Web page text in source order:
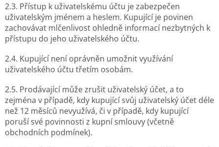
2.3. Přístup k uživatelskému účtu je zabezpečen
uživatelským jménem a heslem. Kupující je povinen
zachovávat mlčenlivost ohledně informací nezbytných k
přístupu do jeho uživatelského účtu.
2.4. Kupující není oprávněn umožnit využívání
uživatelského účtu třetím osobám.
2.5. Prodávající může zrušit uživatelský účet, a to
zejména v případě, kdy kupující svůj uživatelský účet déle
než 12 měsíců nevyužívá, či v případě, kdy kupující
poruší své povinnosti z kupní smlouvy (včetně
obchodních podmínek).